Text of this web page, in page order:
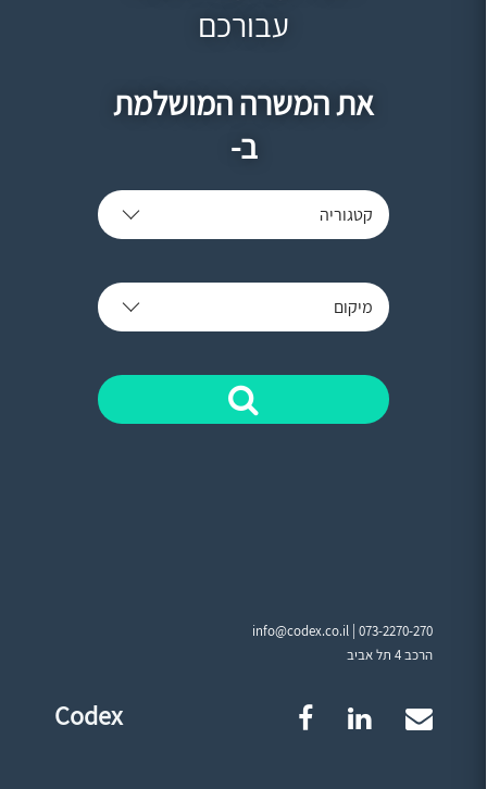
עבורכם
את המשרה המושלמת
ב-
קטגוריה
מיקום
info@codex.co.il |073-2270-270
הרכב 4 תל אביב
Codex